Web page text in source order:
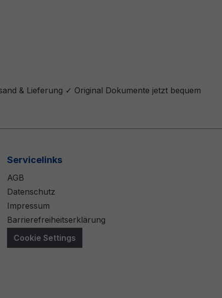
& Lieferung ✓ Original Dokumente jetzt bequem
Servicelinks
AGB
Datenschutz
Impressum
Barrierefreiheitserklärung
Cookie Settings